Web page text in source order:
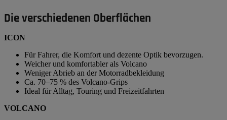
Die verschiedenen Oberflächen
ICON
Für Fahrer, die Komfort und dezente Optik bevorzugen.
Weicher und komfortabler als Volcano
Weniger Abrieb an der Motorradbekleidung
Ca. 70–75 % des Volcano-Grips
Ideal für Alltag, Touring und Freizeitfahrten
VOLCANO